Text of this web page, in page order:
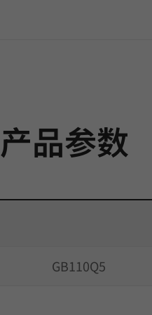
产品参数
GB110Q5